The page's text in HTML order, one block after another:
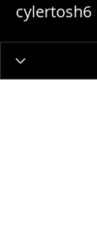
cylertosh6